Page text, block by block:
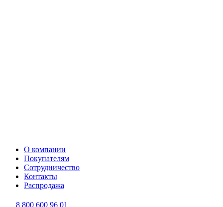
О компании
Покупателям
Сотрудничество
Контакты
Распродажа
8 800 600 96 01